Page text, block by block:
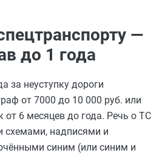
—
до 1 года
за неуступку дороги
от 7000 до 10 000 руб. или
от 6 месяцев до года. Речь о ТС
схемами, надписями и
синим (или синим и